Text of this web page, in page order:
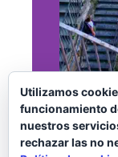
¿Por qué es
Utilizamos
funcionamiento
nuestros
rechazar las no